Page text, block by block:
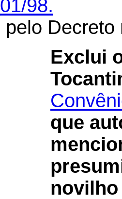
01/98.
pelo Decreto
Exclui
que